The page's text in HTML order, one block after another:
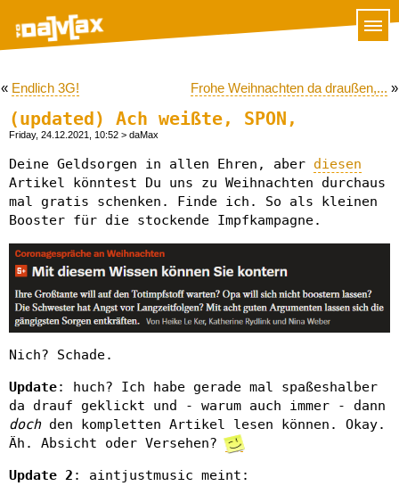
« Endlich 3G! Frohe Weihnachten da draußen,... »
(updated) Ach weißte, SPON,
Friday, 24.12.2021, 10:52 > daMax
Deine Geldsorgen in allen Ehren, aber diesen
Artikel könntest Du uns zu Weihnachten durchaus
mal gratis schenken. Finde ich. So als kleinen
Booster für die stockende Impfkampagne.
Nich? Schade.
Update: huch? Ich habe gerade mal spaßeshalber
da drauf geklickt und - warum auch immer - dann
dochden kompletten Artikel lesen können. Okay.
Äh. Absicht oder Versehen?
Update 2 : aintjustmusic meint: